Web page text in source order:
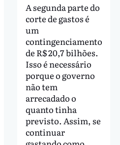
A segunda parte do
corte de gastos é
um
contingenciamento
de R$ 20,7 bilhões.
Isso é necessário
porque o governo
não tem
arrecadado o
quanto tinha
previsto. Assim, se
continuar